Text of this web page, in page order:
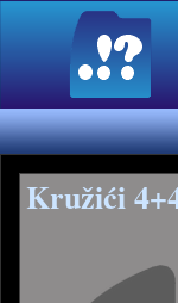
Kružići